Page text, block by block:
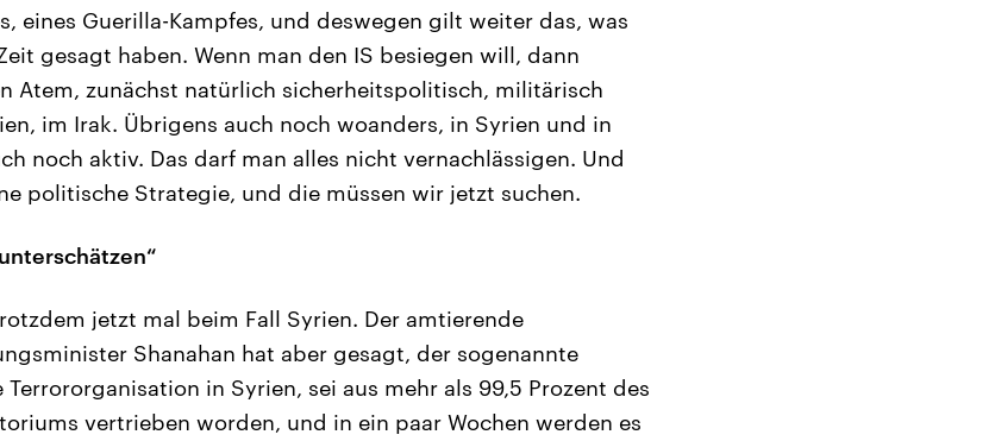
eines Guerilla-Kampfes, und deswegen gilt weiter das, was
gesagt haben. Wenn man den IS besiegen will, dann
Atem, zunächst natürlich sicherheitspolitisch, militärisch
im Irak. Übrigens auch noch woanders, in Syrien und in
noch aktiv. Das darf man alles nicht vernachlässigen. Und
politische Strategie, und die müssen wir jetzt suchen.
jetzt mal beim Fall Syrien. Der amtierende
Shanahan hat aber gesagt, der sogenannte
in Syrien, sei aus mehr als 99,5 Prozent des
vertrieben worden, und in ein paar Wochen werden es